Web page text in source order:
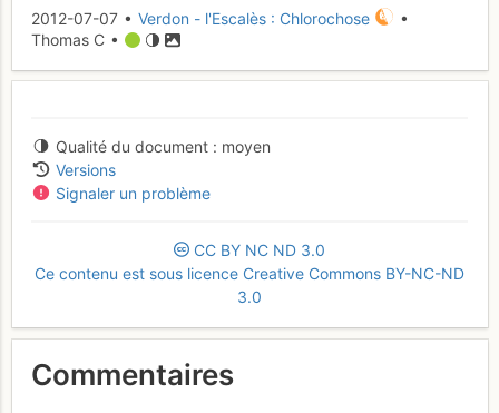
2012-07-07 • Verdon - l'Escalès : Chlorochose
•
Thomas C •
Qualité du document
moyen
Versions
Signaler un problème
CC BY NC ND 3.0
Ce contenu est sous licence Creative Commons BY-NC-ND
3.0
Commentaires